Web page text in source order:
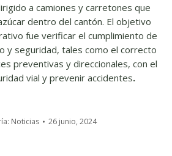
a camiones y carretones que
dentro del cantón. El objetivo
fue verificar el cumplimiento de
y seguridad, tales como el correcto
preventivas y direccionales, con el
vial y prevenir accidentes.
Noticias 26 junio, 2024